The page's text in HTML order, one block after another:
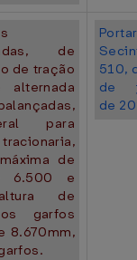
de
de tração
alternada
para
de
6.500 e
de
garfos
8.670mm,
510,
de
de